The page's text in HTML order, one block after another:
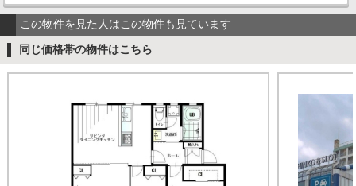
この物件を見た人はこの物件も見ています
同じ価格帯の物件はこちら